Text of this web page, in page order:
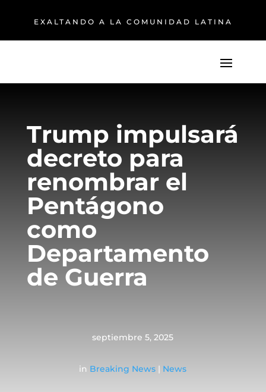
EXALTANDO A LA COMUNIDAD LATINA
Trump impulsará
decreto para
renombrar el
Pentágono
como
Departamento
de Guerra
septiembre 5, 2025
in Breaking News | News